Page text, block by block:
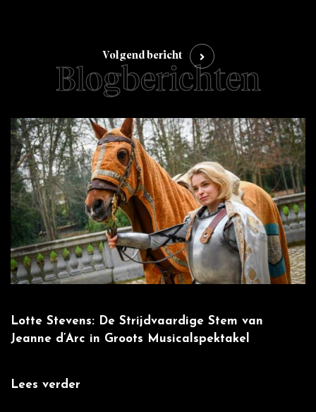
Blogberichten
Volgend bericht
Lotte Stevens: De Strijdvaardige Stem van
Jeanne d’Arc in Groots Musicalspektakel
Lees verder